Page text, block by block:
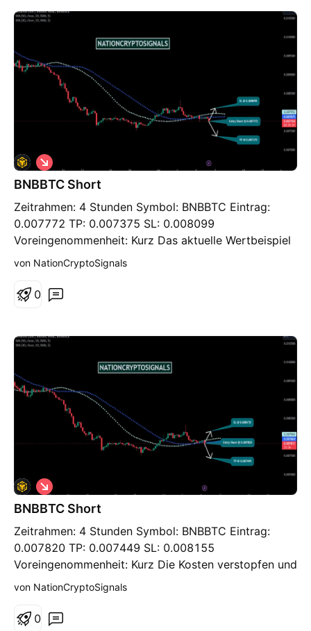
Wie dem auch sei, wir haben auch Wert auf
BNBBTC Short
Zeitrahmen: 4 Stunden Symbol: BNBBTC Eintrag:
0.007772 TP: 0.007375 SL: 0.008099
Voreingenommenheit: Kurz Das aktuelle Wertbeispiel
dieses Paares ist das Aufdecken eines Negativs und
einer offenen Tür. Die Stärke dieses Instruments wird
gegenüber dem Dollar keinem Test standhalten,
daher können wir einen Short-Trade eingehen.
S
h
o
t
von NationCryptoSignals
0
BNBBTC Short
Zeitrahmen: 4 Stunden Symbol: BNBBTC Eintrag:
0.007820 TP: 0.007449 SL: 0.008155
Voreingenommenheit: Kurz Die Kosten verstopfen und
verfestigen sich in einer Zone. Der Verkaufsdruck ist
unterschiedlichen Wertniveaus und Unterstützungs-
S
h
o
t
von NationCryptoSignals
0